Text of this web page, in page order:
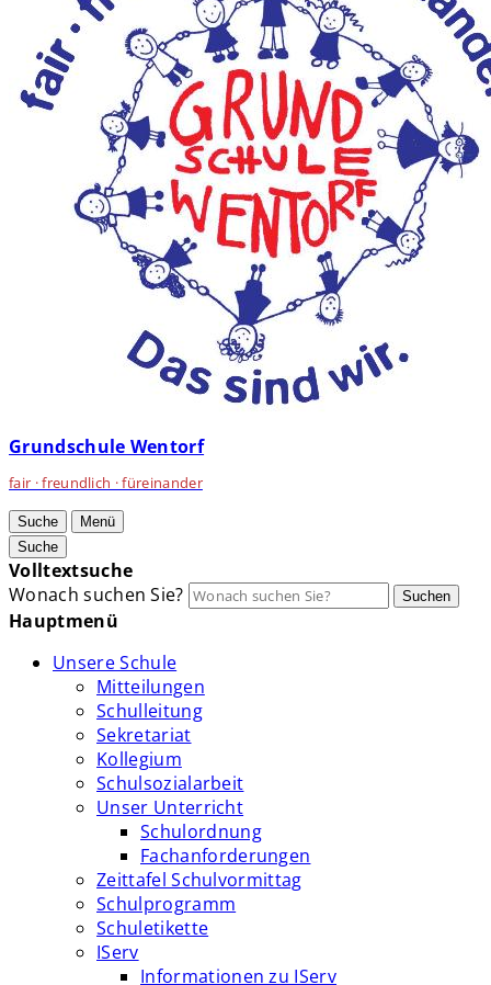
Grundschule Wentorf
fair · freundlich · füreinander
Suche
Menü
Suche
Volltextsuche
Wonach suchen Sie?
Suchen
Hauptmenü
Unsere Schule
Mitteilungen
Schulleitung
Sekretariat
Kollegium
Schulsozialarbeit
Unser Unterricht
Schulordnung
Fachanforderungen
Zeittafel Schulvormittag
Schulprogramm
Schuletikette
IServ
Informationen zu IServ